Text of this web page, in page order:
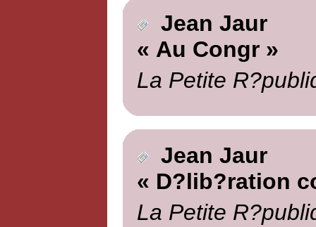
Jean Jaur
« Au Congr »
La Petite
Jean Jaur
« D?lib?ration
La Petite